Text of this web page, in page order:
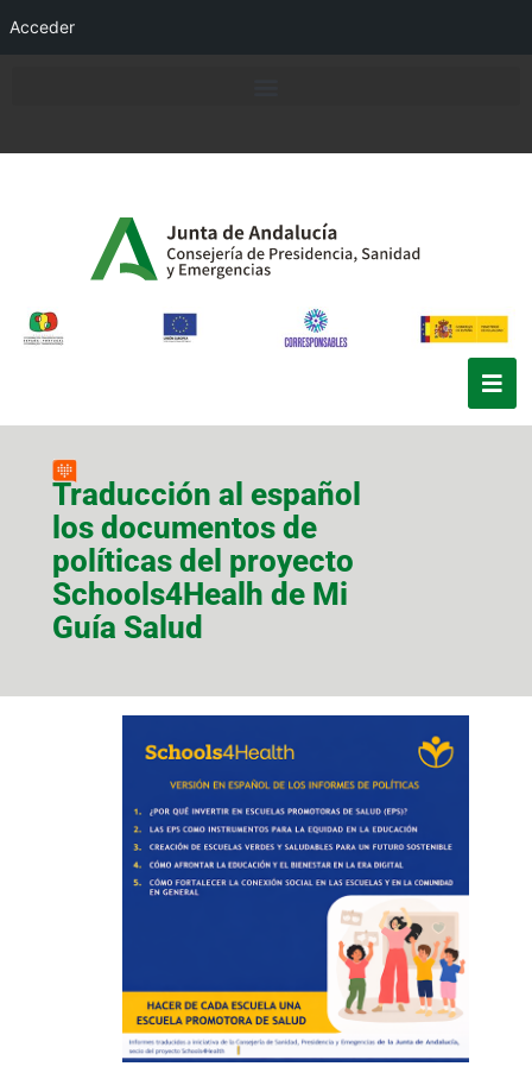
Acceder
Traducción al español
los documentos de
políticas del proyecto
Schools4Healh de Mi
Guía Salud